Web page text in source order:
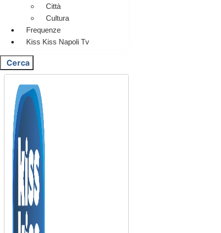
Città
Cultura
Frequenze
Kiss Kiss Napoli Tv
Cerca